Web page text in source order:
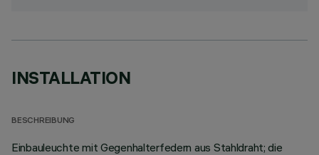
INSTALLATION
BESCHREIBUNG
Einbauleuchte mit Gegenhalterfedern aus Stahldraht; die